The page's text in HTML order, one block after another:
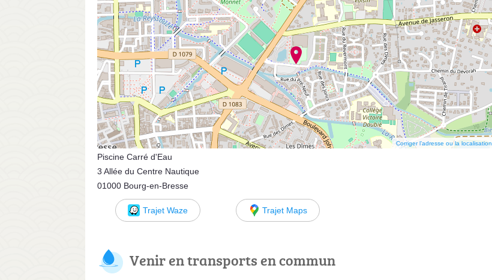
Corriger l’adresse ou la localisation
Piscine Carré d'Eau
3 Allée du Centre Nautique
01000 Bourg-en-Bresse
Trajet Waze Trajet Maps
Venir en transports en commun